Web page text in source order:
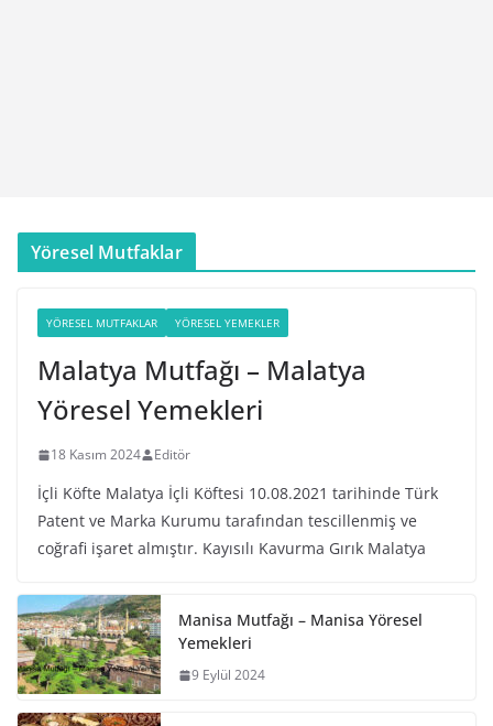
Yöresel Mutfaklar
YÖRESEL MUTFAKLAR YÖRESEL YEMEKLER
Malatya Mutfağı – Malatya
Yöresel Yemekleri
18 Kasım 2024 Editör
İçli Köfte Malatya İçli Köftesi 10.08.2021 tarihinde Türk
Patent ve Marka Kurumu tarafından tescillenmiş ve
coğrafi işaret almıştır. Kayısılı Kavurma Gırık Malatya
Manisa Mutfağı – Manisa Yöresel
Yemekleri
9 Eylül 2024